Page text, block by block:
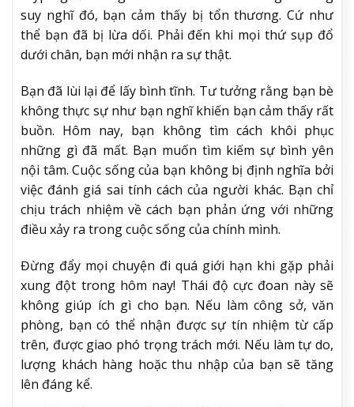
suy nghĩ đó, bạn cảm thấy bị tổn thương. Cứ như
thể bạn đã bị lừa dối. Phải đến khi mọi thứ sụp đổ
dưới chân, bạn mới nhận ra sự thật.
Bạn đã lùi lại để lấy bình tĩnh. Tư tưởng rằng bạn bè
không thực sự như bạn nghĩ khiến bạn cảm thấy rất
buồn. Hôm nay, bạn không tìm cách khôi phục
những gì đã mất. Bạn muốn tìm kiếm sự bình yên
nội tâm. Cuộc sống của bạn không bị định nghĩa bởi
việc đánh giá sai tính cách của người khác. Bạn chỉ
chịu trách nhiệm về cách bạn phản ứng với những
điều xảy ra trong cuộc sống của chính mình.
Đừng đẩy mọi chuyện đi quá giới hạn khi gặp phải
xung đột trong hôm nay! Thái độ cực đoan này sẽ
không giúp ích gì cho bạn. Nếu làm công sở, văn
phòng, bạn có thể nhận được sự tín nhiệm từ cấp
trên, được giao phó trọng trách mới. Nếu làm tự do,
lượng khách hàng hoặc thu nhập của bạn sẽ tăng
lên đáng kể.